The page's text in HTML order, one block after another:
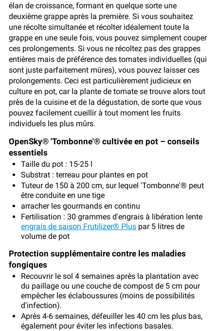
élan de croissance, formant en quelque sorte une
deuxième grappe après la première. Si vous souhaitez
une récolte simultanée et récolter idéalement toute la
grappe en une seule fois, vous pouvez simplement couper
ces prolongements. Si vous ne récoltez pas des grappes
entières mais de préférence des tomates individuelles (qui
sont juste parfaitement mûres), vous pouvez laisser ces
prolongements. Ceci est particulièrement judicieux en
culture en pot, car la plante de tomate se trouve alors tout
près de la cuisine et de la dégustation, de sorte que vous
pouvez facilement cueillir à tout moment les fruits
individuels les plus mûrs.
OpenSky® 'Tombonne'® cultivée en pot – conseils
essentiels
Taille du pot : 15-25 l
Substrat : terreau pour plantes en pot
Tuteur de 150 à 200 cm, sur lequel 'Tombonne'® peut
être conduite en une tige
arracher les gourmands en continu
Fertilisation : 30 grammes d'engrais à libération lente
engrais de saison Frutilizer® Plus par 5 litres de
volume de pot
Protection supplémentaire contre les maladies
fongiques
Recouvrir le sol 4 semaines après la plantation avec
du paillage ou une couche de compost de 5 cm pour
empêcher les éclaboussures (moins de possibilités
d'infection).
Après 4-6 semaines, défeuiller les 40 cm les plus bas,
également pour éviter les infections basales.